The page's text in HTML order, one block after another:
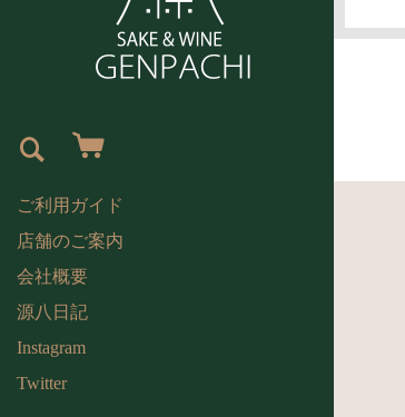
ご利用ガイド
店舗のご案内
会社概要
源八日記
Instagram
Twitter